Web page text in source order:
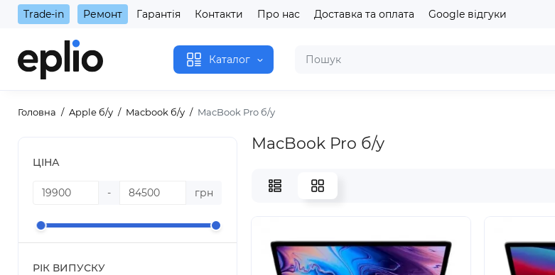
Trade-in Ремонт Гарантія Контакти Про нас Доставка та оплата Google відгуки
Каталог
Головна Apple б/у Macbook б/у MacBook Pro б/у
ЦІНА
- грн
РІК ВИПУСКУ
MacBook Pro б/у